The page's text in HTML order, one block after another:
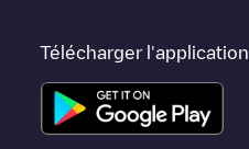
Télécharger l'application